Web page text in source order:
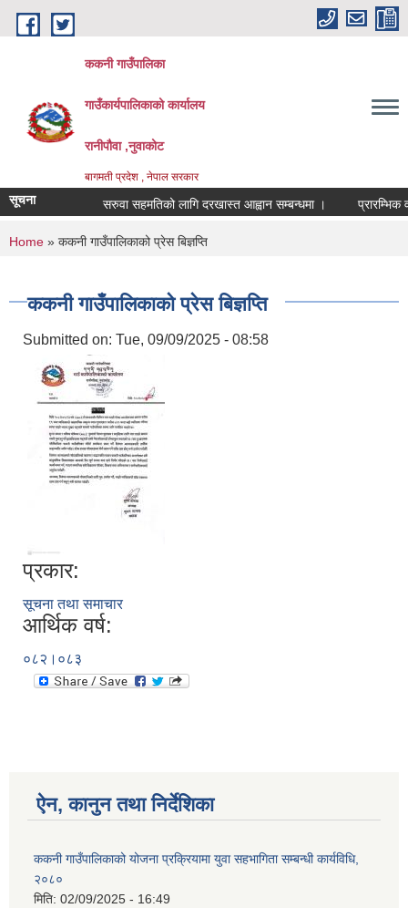
Skip to main content
ककनी गाउँपालिका
गाउँकार्यपालिकाको कार्यालय
रानीपौवा ,नुवाकोट
बागमती प्रदेश , नेपाल सरकार
सूचना सरुवा सहमतिको लागि दरखास्त आह्वान सम्बन्धमा । प्रारम्भिक
You are here
Home » ककनी गाउँपालिकाको प्रेस बिज्ञप्ति
ककनी गाउँपालिकाको प्रेस बिज्ञप्ति
Submitted on: Tue, 09/09/2025 - 08:58
प्रकार:
सूचना तथा समाचार
आर्थिक वर्ष:
०८२।०८३
ऐन, कानुन तथा निर्देशिका
ककनी गाउँपालिकाको योजना प्रक्रियामा युवा सहभागिता सम्बन्धी कार्यविधि,
२०८०
मिति: 02/09/2025 - 16:49